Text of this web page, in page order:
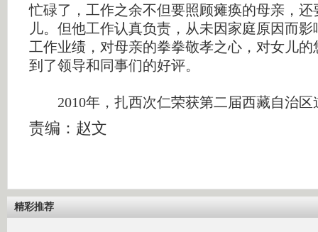
忙碌了，工作之余不但要照顾瘫痪的母亲，还
儿。但他工作认真负责，从未因家庭原因而
工作业绩，对母亲的拳拳敬孝之心，对女儿
到了领导和同事们的好评。
2010年，扎西次仁荣获第二届西藏自治区
责编：赵文
精彩推荐